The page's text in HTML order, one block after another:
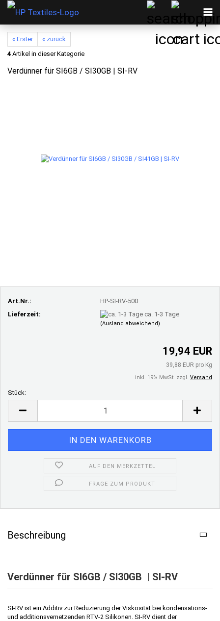
« Erster
« zurück
4 Artikel in dieser Kategorie
Verdünner für SI6GB / SI30GB | SI-RV
Art.Nr.:
HP-SI-RV-500
Lieferzeit:
ca. 1-3 Tage
(Ausland abweichend)
19,94 EUR
39,88 EUR pro Kg
inkl. 19% MwSt. zzgl. Versand
Stück:
AUF DEN MERKZETTEL
FRAGE ZUM PRODUKT
Beschreibung
Verdünner für SI6GB / SI30GB | SI-RV
SI-RV ist ein Additiv zur Reduzierung der Viskosität bei kondensations-
und additionsvernetzenden RTV-2 Silikonen. SI-RV dient der